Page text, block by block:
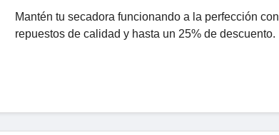
Mantén tu secadora funcionando a la perfección con
repuestos de calidad y hasta un 25% de descuento.